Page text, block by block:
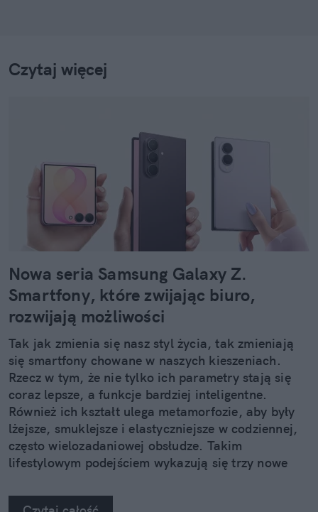
Czytaj więcej
Nowa seria Samsung Galaxy Z.
Smartfony, które zwijając biuro,
rozwijają możliwości
Tak jak zmienia się nasz styl życia, tak zmieniają
się smartfony chowane w naszych kieszeniach.
Rzecz w tym, że nie tylko ich parametry stają się
coraz lepsze, a funkcje bardziej inteligentne.
Również ich kształt ulega metamorfozie, aby były
lżejsze, smuklejsze i elastyczniejsze w codziennej,
często wielozadaniowej obsłudze. Takim
lifestylowym podejściem wykazują się trzy nowe